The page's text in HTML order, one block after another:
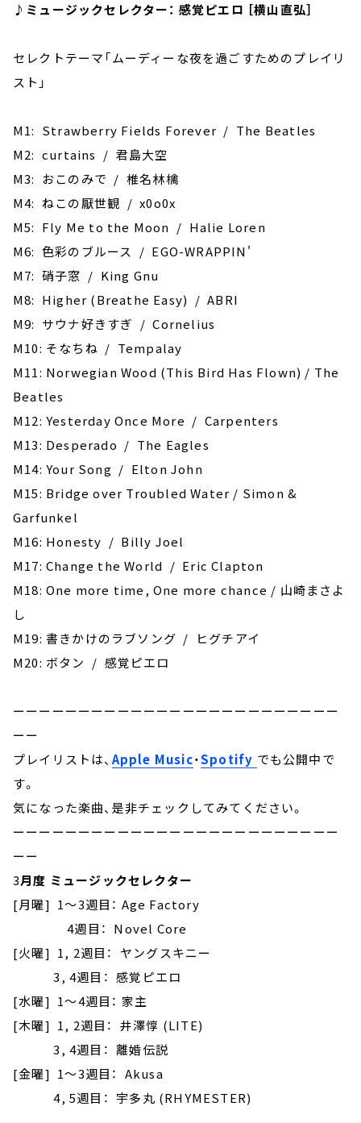
♪ミュージックセレクター： 感覚ピエロ ［横山直弘］
セレクトテーマ「ムーディーな夜を過ごすためのプレイリ
スト」
M1: Strawberry Fields Forever / The Beatles
M2: curtains / 君島大空
M3: おこのみで / 椎名林檎
M4: ねこの厭世観 / x0o0x
M5: ‎Fly Me to the Moon / Halie Loren
M6: 色彩のブルース / EGO-WRAPPIN'
M7: 硝子窓 / King Gnu
M8: Higher (Breathe Easy) / ABRI
M9: サウナ好きすぎ / Cornelius
M10: そなちね / Tempalay
M11: Norwegian Wood (This Bird Has Flown) / The
Beatles
M12: Yesterday Once More / Carpenters
M13: Desperado / The Eagles
M14: Your Song / Elton John
M15: Bridge over Troubled Water / Simon &
Garfunkel
M16: Honesty / Billy Joel
M17: Change the World / Eric Clapton
M18: One more time, One more chance / 山崎まさよ
し
M19: 書きかけのラブソング / ヒグチアイ
M20: ボタン / 感覚ピエロ
ーーーーーーーーーーーーーーーーーーーーーーーーー
ーー
プレイリストは、 Apple Music・Spotify でも公開中で
す。
気になった楽曲、是非チェックしてみてください。
ーーーーーーーーーーーーーーーーーーーーーーーーー
ーー
3月度 ミュージックセレクター
[月曜] 1～3週目： Age Factory
4週目： Novel Core
[火曜] 1, 2週目： ヤングスキニー
3, 4週目： 感覚ピエロ
[水曜] 1～4週目： 家主
[木曜] 1, 2週目： 井澤惇 (LITE)
3, 4週目： 離婚伝説
[金曜] 1～3週目： Akusa
4, 5週目： 宇多丸 (RHYMESTER)